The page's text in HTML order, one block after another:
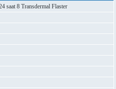
saat 8 Transdermal Flaster